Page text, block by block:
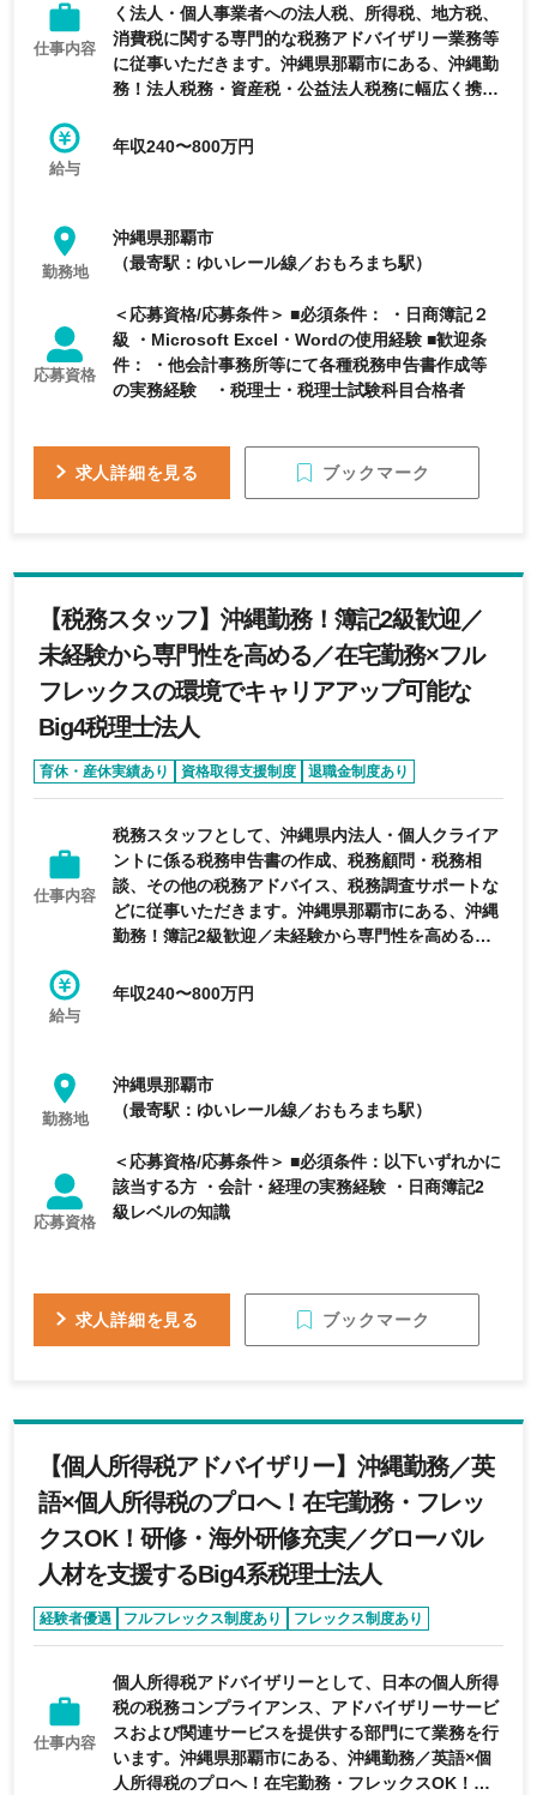
仕事内容
く法人・個人事業者への法人税、所得税、地方税、
消費税に関する専門的な税務アドバイザリー業務等
に従事いただきます。沖縄県那覇市にある、沖縄勤
務！法人税務・資産税・公益法人税務に幅広く携わ
フルフレックスのBig4系税理士法人の求人です
給与
年収240〜800万円
勤務地
沖縄県那覇市
（最寄駅：ゆいレール線／おもろまち駅）
応募資格
＜応募資格/応募条件＞ ■必須条件： ・日商簿記２
級 ・Microsoft Excel・Wordの使用経験 ■歓迎条
件： ・他会計事務所等にて各種税務申告書作成等
の実務経験 ・税理士・税理士試験科目合格者
求人詳細を見る ブックマーク
【税務スタッフ】沖縄勤務！簿記2級歓迎／
未経験から専門性を高める／在宅勤務×フル
フレックスの環境でキャリアアップ可能な
Big4税理士法人
育休・産休実績あり 資格取得支援制度
退職金制度あり
フルフレックス制度あり
フレックス制度あり
仕事内容
税務スタッフとして、沖縄県内法人・個人クライア
ントに係る税務申告書の作成、税務顧問・税務相
談、その他の税務アドバイス、税務調査サポートな
どに従事いただきます。沖縄県那覇市にある、沖縄
勤務！簿記2級歓迎／未経験から専門性を高める／
可能なBig4税理士法人
給与
年収240〜800万円
勤務地
沖縄県那覇市
（最寄駅：ゆいレール線／おもろまち駅）
応募資格
＜応募資格/応募条件＞ ■必須条件：以下いずれかに
該当する方 ・会計・経理の実務経験 ・日商簿記2
級レベルの知識
求人詳細を見る ブックマーク
【個人所得税アドバイザリー】沖縄勤務／英
語×個人所得税のプロへ！在宅勤務・フレッ
クスOK！研修・海外研修充実／グローバル
人材を支援するBig4系税理士法人
経験者優遇 フルフレックス制度あり
フレックス制度あり
年間休日120日以上
エージェントおすすめ求人
仕事内容
個人所得税アドバイザリーとして、日本の個人所得
税の税務コンプライアンス、アドバイザリーサービ
スおよび関連サービスを提供する部門にて業務を行
います。沖縄県那覇市にある、沖縄勤務／英語×個
人所得税のプロへ！在宅勤務・フレックスOK！研